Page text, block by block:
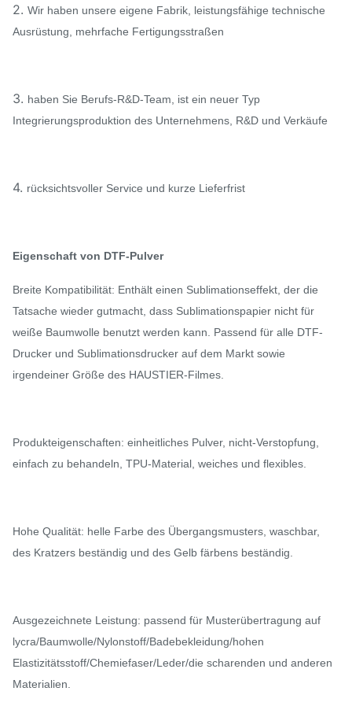
2. Wir haben unsere eigene Fabrik, leistungsfähige technische
Ausrüstung, mehrfache Fertigungsstraßen
3. haben Sie Berufs-R&D-Team, ist ein neuer Typ
Integrierungsproduktion des Unternehmens, R&D und Verkäufe
4. rücksichtsvoller Service und kurze Lieferfrist
Eigenschaft von DTF-Pulver
Breite Kompatibilität: Enthält einen Sublimationseffekt, der die
Tatsache wieder gutmacht, dass Sublimationspapier nicht für
weiße Baumwolle benutzt werden kann. Passend für alle DTF-
Drucker und Sublimationsdrucker auf dem Markt sowie
irgendeiner Größe des HAUSTIER-Filmes.
Produkteigenschaften: einheitliches Pulver, nicht-Verstopfung,
einfach zu behandeln, TPU-Material, weiches und flexibles.
Hohe Qualität: helle Farbe des Übergangsmusters, waschbar,
des Kratzers beständig und des Gelb färbens beständig.
Ausgezeichnete Leistung: passend für Musterübertragung auf
lycra/Baumwolle/Nylonstoff/Badebekleidung/hohen
Elastizitätsstoff/Chemiefaser/Leder/die scharenden und anderen
Materialien.